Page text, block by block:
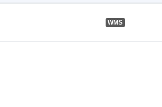
WMS